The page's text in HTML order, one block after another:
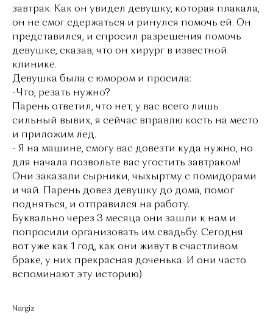
завтрак. Как он увидел девушку, которая плакала,
он не смог сдержаться и ринулся помочь ей. Он
представился, и спросил разрешения помочь
девушке, сказав, что он хирург в известной
клинике.
Девушка была с юмором и просила:
-Что, резать нужно?
Парень ответил, что нет, у вас всего лишь
сильный вывих, я сейчас вправлю кость на место
и приложим лед.
- Я на машине, смогу вас довезти куда нужно, но
для начала позвольте вас угостить завтраком!
Они заказали сырники, чыхыртму с помидорами
и чай. Парень довез девушку до дома, помог
подняться, и отправился на работу.
Буквально через 3 месяца они зашли к нам и
попросили организовать им свадьбу. Сегодня
вот уже как 1 год, как они живут в счастливом
браке, у них прекрасная доченька. И они часто
вспоминают эту историю)
Nargiz